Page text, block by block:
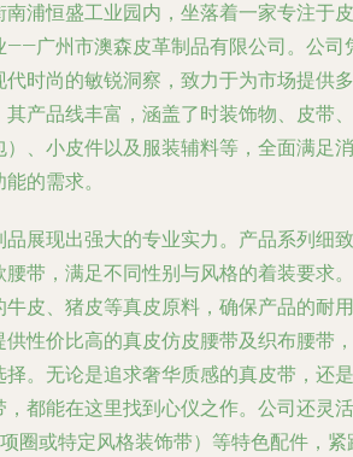
浦恒盛工业园内，坐落着一家专注于皮
——广州市澳森皮革制品有限公司。公司
时尚的敏锐洞察，致力于为市场提供多
产品线丰富，涵盖了时装饰物、皮带、
、小皮件以及服装辅料等，全面满足消
的需求。
展现出强大的专业实力。产品系列细致
带，满足不同性别与风格的着装要求。
皮、猪皮等真皮原料，确保产品的耐用
性价比高的真皮仿皮腰带及织布腰带，
。无论是追求奢华质感的真皮带，还是
都能在这里找到心仪之作。公司还灵活
圈或特定风格装饰带）等特色配件，紧